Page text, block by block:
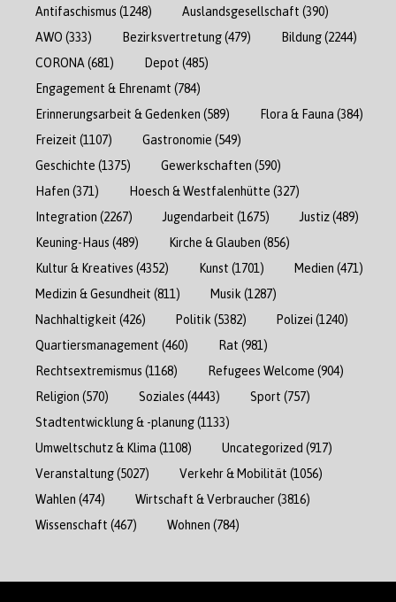
Antifaschismus (1248) Auslandsgesellschaft (390)
AWO (333) Bezirksvertretung(479) Bildung(2244)
CORONA (681) Depot (485)
Engagement & Ehrenamt (784)
Erinnerungsarbeit & Gedenken (589) Flora & Fauna (384)
Freizeit (1107) Gastronomie (549)
Geschichte (1375) Gewerkschaften (590)
Hafen (371) Hoesch & Westfalenhütte (327)
Integration (2267) Jugendarbeit (1675) Justiz(489)
Keuning-Haus (489) Kirche & Glauben (856)
Kultur & Kreatives (4352) Kunst (1701) Medien (471)
Medizin & Gesundheit (811) Musik (1287)
Nachhaltigkeit (426) Politik (5382) Polizei (1240)
Quartiersmanagement (460) Rat (981)
Rechtsextremismus (1168) Refugees Welcome (904)
Religion (570) Soziales (4443) Sport (757)
Stadtentwicklung & -planung(1133)
Umweltschutz & Klima (1108) Uncategorized (917)
Veranstaltung(5027) Verkehr & Mobilität (1056)
Wahlen (474) Wirtschaft & Verbraucher(3816)
Wissenschaft (467) Wohnen (784)